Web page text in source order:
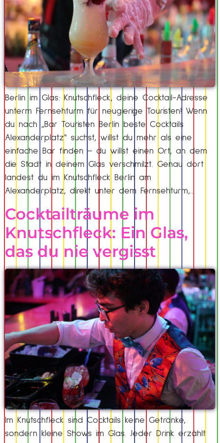
Berlin im Glas: Knutschfleck, deine Cocktail-Adresse
unterm Fernsehturm für neugierige Touristen! Wenn
du nach „Bar Touristen Berlin beste Cocktails
Alexanderplatz“ suchst, willst du mehr als eine
einfache Bar finden – du willst einen Ort, an dem
die Stadt in deinem Glas verschmilzt. Genau dort
landest du im Knutschfleck Berlin am
Alexanderplatz, direkt unter dem Fernsehturm,…
Cocktailträume im
Knutschfleck: Ein Glas,
das du nie vergisst
Im Knutschfleck sind Cocktails keine Getränke,
sondern kleine Shows im Glas. Jeder Drink erzählt